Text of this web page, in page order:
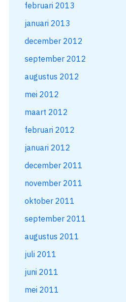
februari 2013
januari 2013
december 2012
september 2012
augustus 2012
mei 2012
maart 2012
februari 2012
januari 2012
december 2011
november 2011
oktober 2011
september 2011
augustus 2011
juli 2011
juni 2011
mei 2011